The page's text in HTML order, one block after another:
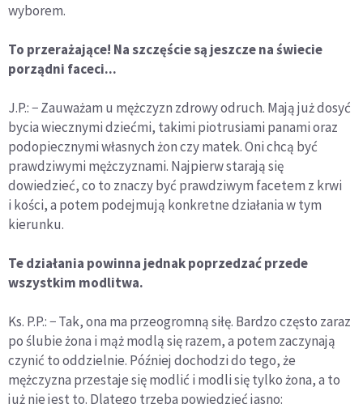
wyborem.
To przerażające! Na szczęście są jeszcze na świecie
porządni faceci...
J.P.: − Zauważam u mężczyzn zdrowy odruch. Mają już dosyć
bycia wiecznymi dziećmi, takimi piotrusiami panami oraz
podopiecznymi własnych żon czy matek. Oni chcą być
prawdziwymi mężczyznami. Najpierw starają się
dowiedzieć, co to znaczy być prawdziwym facetem z krwi
i kości, a potem podejmują konkretne działania w tym
kierunku.
Te działania powinna jednak poprzedzać przede
wszystkim modlitwa.
Ks. P.P.: − Tak, ona ma przeogromną siłę. Bardzo często zaraz
po ślubie żona i mąż modlą się razem, a potem zaczynają
czynić to oddzielnie. Później dochodzi do tego, że
mężczyzna przestaje się modlić i modli się tylko żona, a to
już nie jest to. Dlatego trzeba powiedzieć jasno: